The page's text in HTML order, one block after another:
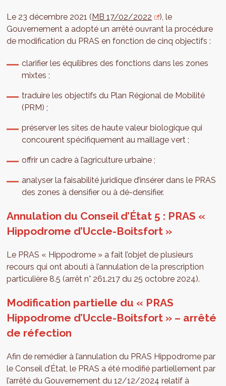
Le 23 décembre 2021 (MB 17/02/2022
), le
Gouvernement a adopté un arrêté ouvrant la procédure
de modification du PRAS en fonction de cinq objectifs :
clarifier les équilibres des fonctions dans les zones
mixtes ;
traduire les objectifs du Plan Régional de Mobilité
(PRM) ;
préserver les sites de haute valeur biologique qui
concourent spécifiquement au maillage vert ;
offrir un cadre à l’agriculture urbaine ;
analyser la faisabilité juridique d’insérer dans le PRAS
des zones à densifier ou à dé-densifier.
Annulation du Conseil d’État 5 : PRAS «
Hippodrome d’Uccle-Boitsfort »
Le PRAS « Hippodrome » a fait l’objet de plusieurs
recours qui ont abouti à l’annulation de la prescription
particulière 8.5 (arrêt n° 261.217 du 25 octobre 2024).
Modification partielle du « PRAS
Hippodrome d’Uccle-Boitsfort » – arrêté
de réfection
Afin de remédier à l’annulation du PRAS Hippodrome par
le Conseil d’État, le PRAS a été modifié partiellement par
l’arrêté du Gouvernement du 12/12/2024 relatif à